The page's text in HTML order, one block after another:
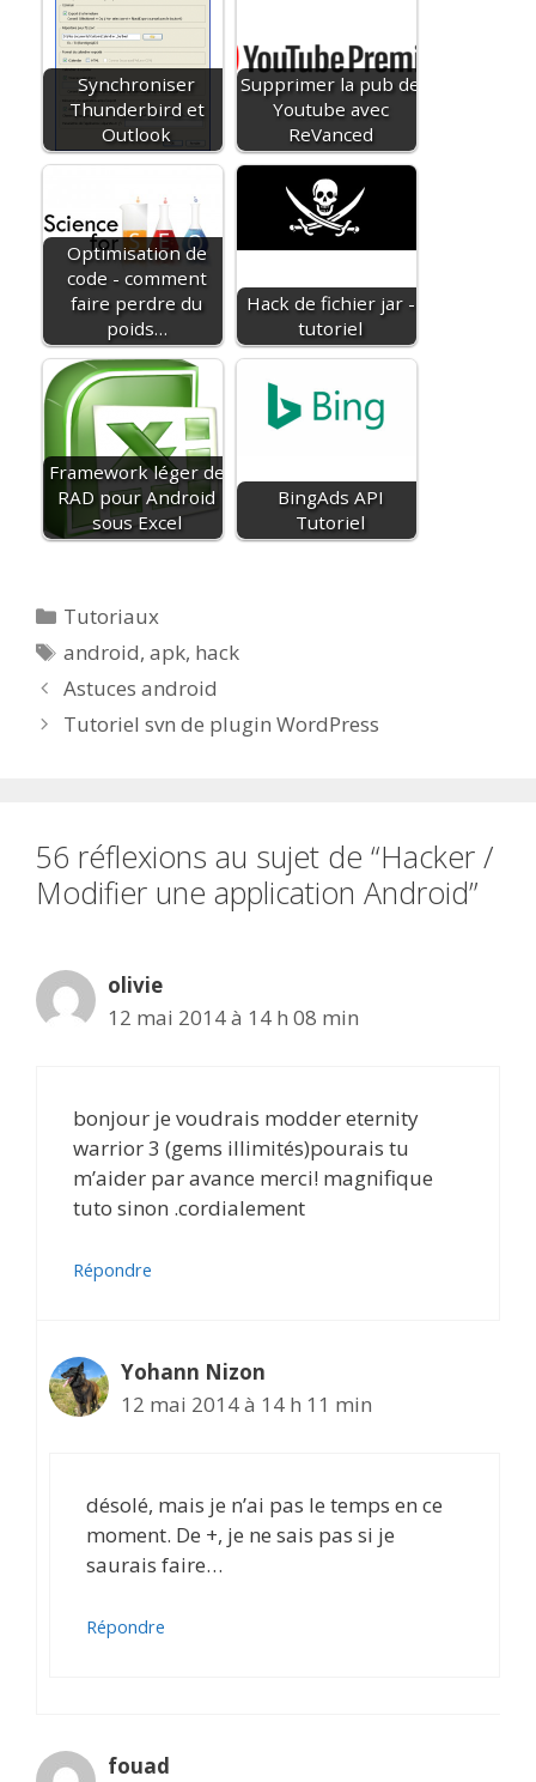
Synchroniser
Thunderbird et
Outlook
Supprimer la pub de
Youtube avec
ReVanced
Optimisation de
code - comment
faire perdre du
poids…
Hack de fichier jar -
tutoriel
Framework léger de
RAD pour Android
sous Excel
BingAds API
Tutoriel
Catégories
Tutoriaux
Étiquettes
android,apk, hack
Astuces android
Tutoriel svn de plugin WordPress
56 réflexions au sujet de “Hacker /
Modifier une application Android”
olivie
12 mai 2014 à 14 h 08 min
bonjour je voudrais modder eternity
warrior 3 (gems illimités)pourais tu
m’aider par avance merci! magnifique
tuto sinon .cordialement
Répondre
Yohann Nizon
12 mai 2014 à 14 h 11 min
désolé, mais je n’ai pas le temps en ce
moment. De +, je ne sais pas si je
saurais faire…
Répondre
fouad